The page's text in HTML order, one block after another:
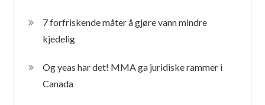
7 forfriskende måter å gjøre vann mindre
kjedelig
Og yeas har det! MMA ga juridiske rammer i
Canada